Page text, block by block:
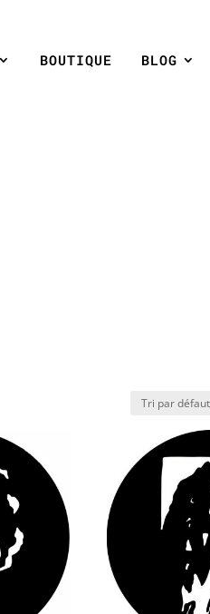
BOUTIQUE BLOG